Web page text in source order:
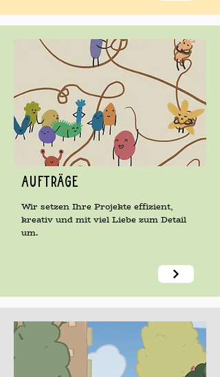
Aufträge
Wir setzen Ihre Projekte effizient,
kreativ und mit viel Liebe zum Detail
um.